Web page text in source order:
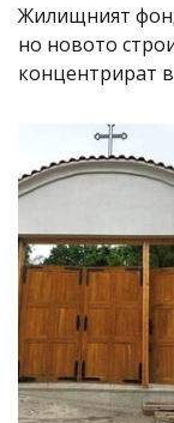
Жилищният
но новото
концентрират